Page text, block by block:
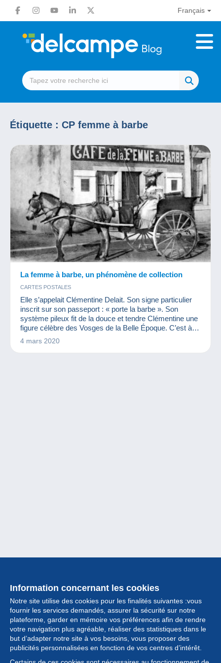
Français
Étiquette : CP femme à barbe
La femme à barbe, un phénomène de collection
CARTES POSTALES
Elle s’appelait Clémentine Delait. Son signe particulier
inscrit sur son passeport : « porte la barbe ». Son
système pileux fit de la douce et tendre Clémentine une
figure célèbre des Vosges de la Belle Époque. C’est à
travers la carte postale que sa célébrité passa les
4 mars 2020
Information concernant les cookies
Notre site utilise des cookies pour les finalités suivantes :vous
fournir les services demandés, assurer la sécurité sur notre
plateforme, garder en mémoire vos préférences afin de rendre
votre navigation plus agréable, réaliser des statistiques dans le
but d’adapter notre site à vos besoins, vous proposer des
publicités personnalisées en fonction de vos centres d’intérêt.
Collection